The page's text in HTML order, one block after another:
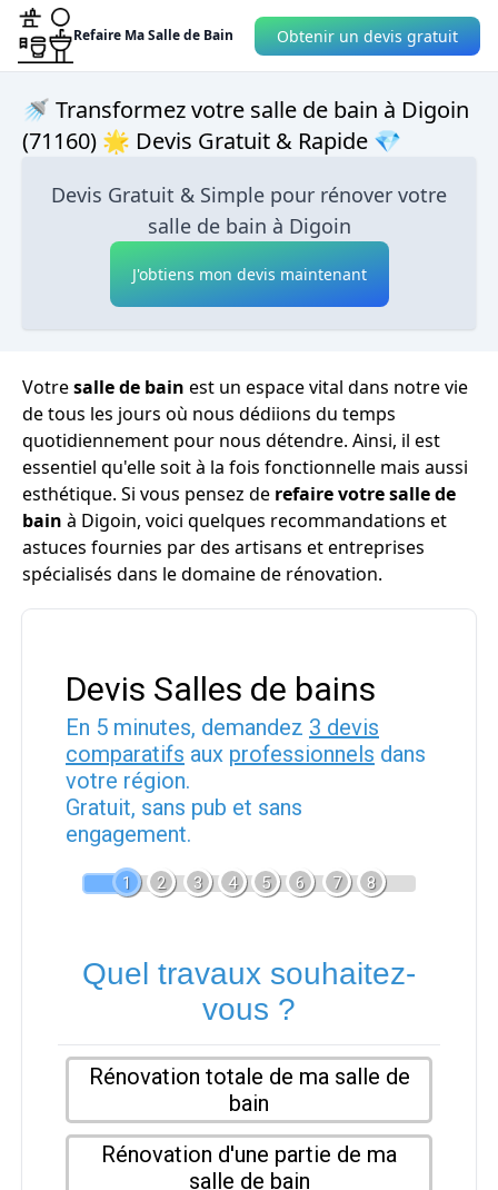
Refaire Ma Salle de Bain Obtenir un devis gratuit
🚿 Transformez votre salle de bain à Digoin
(71160) 🌟 Devis Gratuit & Rapide 💎
Devis Gratuit & Simple pour rénover votre
salle de bain à Digoin
J'obtiens mon devis maintenant
Votresalle de bain est un espace vital dans notre vie
de tous les jours où nous dédiions du temps
quotidiennement pour nous détendre. Ainsi, il est
essentiel qu'elle soit à la fois fonctionnelle mais aussi
esthétique. Si vous pensez de refaire votre salle de
bain à Digoin, voici quelques recommandations et
astuces fournies par des artisans et entreprises
spécialisés dans le domaine de rénovation.
Devis Salles de bains
En 5 minutes, demandez 3 devis
comparatifs aux professionnels dans
votre région.
Gratuit, sans pub et sans
engagement.
1 2 3 4 5 6 7 8
Quel travaux souhaitez-
vous ?
Rénovation totale de ma salle de
bain
Rénovation d'une partie de ma
salle de bain